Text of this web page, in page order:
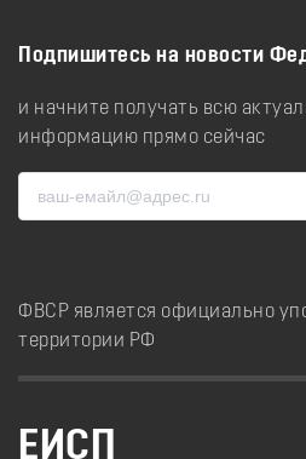
Подпишитесь на новости
и начните получать всю
информацию прямо сейчас
ФВСР является официально
территории РФ
ЕИСП